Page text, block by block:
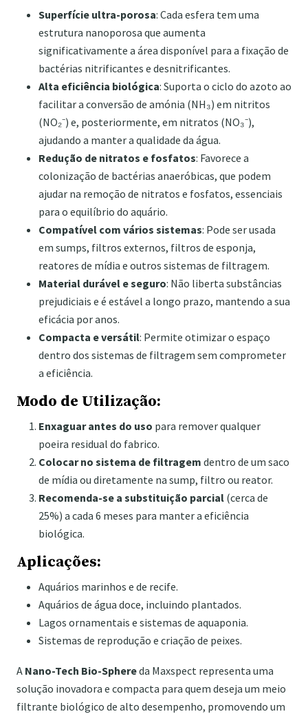
Superfície ultra-porosa: Cada esfera tem uma
estrutura nanoporosa que aumenta
significativamente a área disponível para a fixação de
bactérias nitrificantes e desnitrificantes.
Alta eficiência biológica: Suporta o ciclo do azoto ao
facilitar a conversão de amónia (NH₃) em nitritos
(NO₂⁻) e, posteriormente, em nitratos (NO₃⁻),
ajudando a manter a qualidade da água.
Redução de nitratos e fosfatos: Favorece a
colonização de bactérias anaeróbicas, que podem
ajudar na remoção de nitratos e fosfatos, essenciais
para o equilíbrio do aquário.
Compatível com vários sistemas: Pode ser usada
em sumps, filtros externos, filtros de esponja,
reatores de mídia e outros sistemas de filtragem.
Material durável e seguro: Não liberta substâncias
prejudiciais e é estável a longo prazo, mantendo a sua
eficácia por anos.
Compacta e versátil: Permite otimizar o espaço
dentro dos sistemas de filtragem sem comprometer
a eficiência.
Modo de Utilização:
Enxaguar antes do uso para remover qualquer
poeira residual do fabrico.
Colocar no sistema de filtragem dentro de um saco
de mídia ou diretamente na sump, filtro ou reator.
Recomenda-se a substituição parcial (cerca de
25%) a cada 6 meses para manter a eficiência
biológica.
Aplicações:
Aquários marinhos e de recife.
Aquários de água doce, incluindo plantados.
Lagos ornamentais e sistemas de aquaponia.
Sistemas de reprodução e criação de peixes.
A Nano-Tech Bio-Sphereda Maxspect representa uma
solução inovadora e compacta para quem deseja um meio
filtrante biológico de alto desempenho, promovendo um